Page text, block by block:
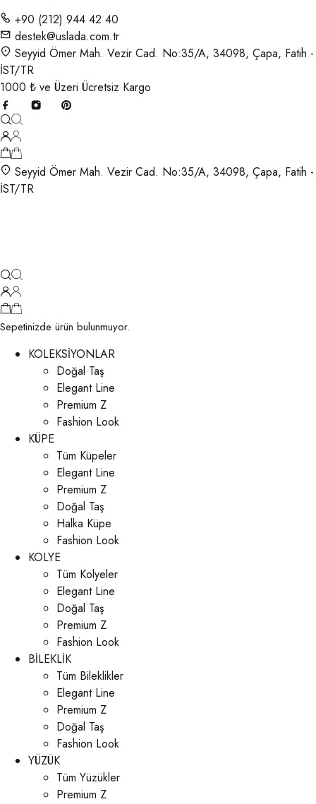
+90 (212) 944 42 40
destek@uslada.com.tr
Seyyid Ömer Mah. Vezir Cad. No:35/A, 34098, Çapa, Fatih -
İST/TR
1000 ₺ ve Üzeri Ücretsiz Kargo
Seyyid Ömer Mah. Vezir Cad. No:35/A, 34098, Çapa, Fatih -
İST/TR
Sepetinizde ürün bulunmuyor.
KOLEKSİYONLAR
Doğal Taş
Elegant Line
Premium Z
Fashion Look
KÜPE
Tüm Küpeler
Elegant Line
Premium Z
Doğal Taş
Halka Küpe
Fashion Look
KOLYE
Tüm Kolyeler
Elegant Line
Doğal Taş
Premium Z
Fashion Look
BİLEKLİK
Tüm Bileklikler
Elegant Line
Premium Z
Doğal Taş
Fashion Look
YÜZÜK
Tüm Yüzükler
Premium Z